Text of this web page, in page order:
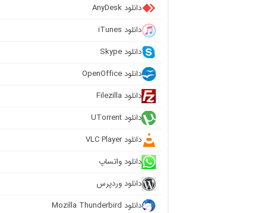
دانلود AnyDesk
دانلود iTunes
دانلود Skype
دانلود OpenOffice
دانلود Filezilla
دانلود UTorrent
دانلود VLC Player
دانلود واتساپ
دانلود وردپرس
دانلود Mozilla Thunderbird